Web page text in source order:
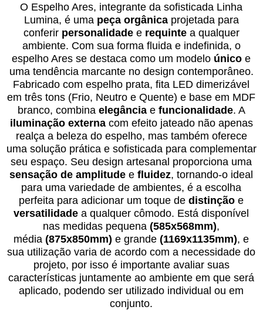
O Espelho Ares, integrante da sofisticada Linha
Lumina, é uma peça orgânicaprojetada para
conferir personalidade e requinte a qualquer
ambiente. Com sua forma fluida e indefinida, o
espelho Ares se destaca como um modelo únicoe
uma tendência marcante no design contemporâneo.
Fabricado com espelho prata, fita LED dimerizável
em três tons (Frio, Neutro e Quente) e base em MDF
branco, combina elegância e funcionalidade. A
iluminação externacom efeito jateado não apenas
realça a beleza do espelho, mas também oferece
uma solução prática e sofisticada para complementar
seu espaço. Seu design artesanal proporciona uma
sensação de amplitude efluidez, tornando-o ideal
para uma variedade de ambientes, é a escolha
perfeita para adicionar um toque dedistinção e
versatilidade a qualquer cômodo. Está disponível
nas medidas pequena(585x568mm),
média(875x850mm) e grande(1169x1135mm), e
sua utilização varia de acordo com a necessidade do
projeto, por isso é importante avaliar suas
características juntamente ao ambiente em que será
aplicado, podendo ser utilizado individual ou em
conjunto.